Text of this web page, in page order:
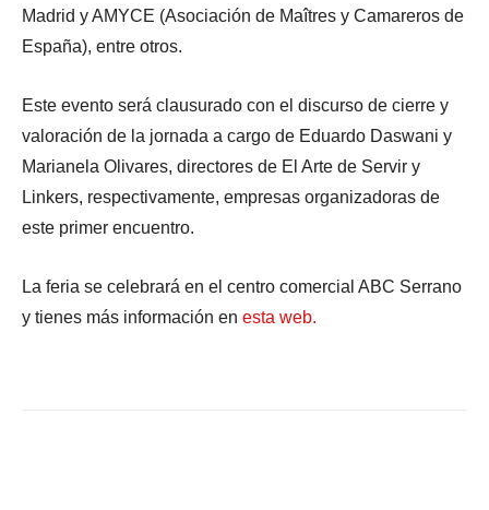
Madrid y AMYCE (Asociación de Maîtres y Camareros de
España), entre otros.
Este evento será clausurado con el discurso de cierre y
valoración de la jornada a cargo de Eduardo Daswani y
Marianela Olivares, directores de El Arte de Servir y
Linkers, respectivamente, empresas organizadoras de
este primer encuentro.
La feria se celebrará en el centro comercial ABC Serrano
y tienes más información en esta web.